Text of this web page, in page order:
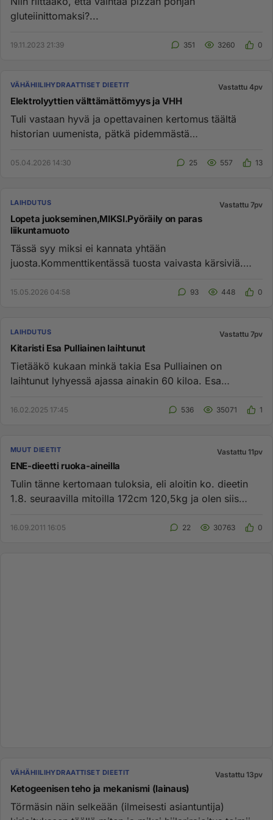
gluteiinittomaksi?...
19.11.2023 21:39 351 3260 0
VÄHÄHIILIHYDRAATTISET DIEETIT Vastattu 4pv
Elektrolyyttien välttämättömyys ja VHH
Tuli vastaan hyvä ja opettavainen kertomus täältä
historian uumenista, pätkä pidemmästä
05.04.2026 14:30 25 557 13
LAIHDUTUS Vastattu 7pv
Lopeta juokseminen,MIKSI.Pyöräily on paras
liikuntamuoto
Tässä syy miksi ei kannata yhtään
juosta.Kommenttikentässä tuosta vaivasta kärsiviä.
15.05.2026 04:58 93 448 0
LAIHDUTUS Vastattu 7pv
Kitaristi Esa Pulliainen laihtunut
Tietääkö kukaan minkä takia Esa Pulliainen on
laihtunut lyhyessä ajassa ainakin 60 kiloa. Esa
16.02.2025 17:45 536 35071 1
MUUT DIEETIT Vastattu 11pv
ENE-dieetti ruoka-aineilla
Tulin tänne kertomaan tuloksia, eli aloitin ko. dieetin
1.8. seuraavilla mitoilla 172cm 120,5kg ja olen siis
16.09.2011 16:05 22 30763 0
VÄHÄHIILIHYDRAATTISET DIEETIT Vastattu 13pv
Ketogeenisen teho ja mekanismi (lainaus)
Törmäsin näin selkeään (ilmeisesti asiantuntija)